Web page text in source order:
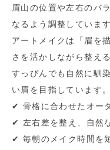
眉山の位置や左右のバ
なるよう調整しています
アートメイクは「眉を
さを活かしながら整え
すっぴんでも自然に馴
い眉を目指しています。
✔︎ 骨格に合わせたオー
✔︎ 左右差を整え、自然
✔︎ 毎朝のメイク時間を